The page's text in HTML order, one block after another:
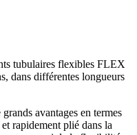
tubulaires flexibles FLEX
dans différentes longueurs
avantages en termes
rapidement plié dans la